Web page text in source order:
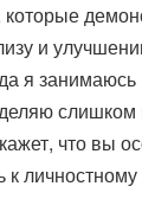
и
я занимаюсь
слишком
что вы
к личностному